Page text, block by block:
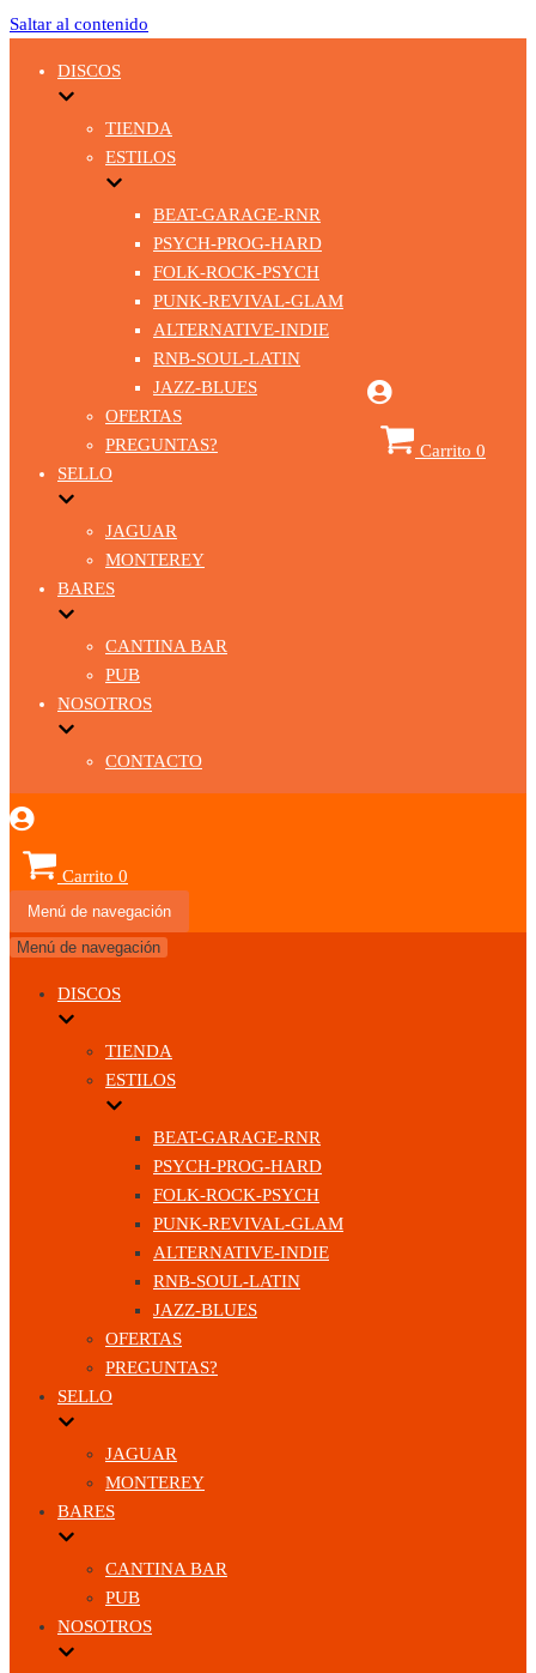
Saltar al contenido
DISCOS
TIENDA
ESTILOS
BEAT-GARAGE-RNR
PSYCH-PROG-HARD
FOLK-ROCK-PSYCH
PUNK-REVIVAL-GLAM
ALTERNATIVE-INDIE
RNB-SOUL-LATIN
JAZZ-BLUES
OFERTAS
PREGUNTAS?
SELLO
JAGUAR
MONTEREY
BARES
CANTINA BAR
PUB
NOSOTROS
CONTACTO
Carrito 0
Carrito 0
Menú de navegación
Menú de navegación
DISCOS
TIENDA
ESTILOS
BEAT-GARAGE-RNR
PSYCH-PROG-HARD
FOLK-ROCK-PSYCH
PUNK-REVIVAL-GLAM
ALTERNATIVE-INDIE
RNB-SOUL-LATIN
JAZZ-BLUES
OFERTAS
PREGUNTAS?
SELLO
JAGUAR
MONTEREY
BARES
CANTINA BAR
PUB
NOSOTROS